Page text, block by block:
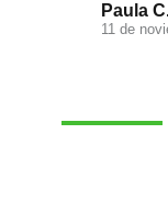
Paula
11 de